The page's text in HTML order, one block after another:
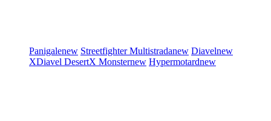
Panigalenew StreetfighterMultistradanew Diavelnew
XDiavel DesertX Monsternew Hypermotardnew